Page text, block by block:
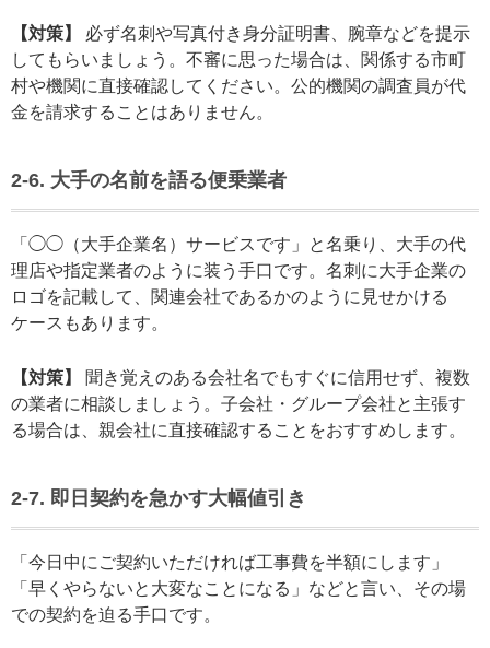
【対策】
必ず名刺や写真付き身分証明書、腕章などを提示
してもらいましょう。不審に思った場合は、関係する市町
村や機関に直接確認してください。公的機関の調査員が代
金を請求することはありません。
2-6. 大手の名前を語る便乗業者
「◯◯（大手企業名）サービスです」と名乗り、大手の代
理店や指定業者のように装う手口です。名刺に大手企業の
ロゴを記載して、関連会社であるかのように見せかける
ケースもあります。
【対策】
聞き覚えのある会社名でもすぐに信用せず、複数
の業者に相談しましょう。子会社・グループ会社と主張す
る場合は、親会社に直接確認することをおすすめします。
2-7. 即日契約を急かす大幅値引き
「今日中にご契約いただければ工事費を半額にします」
「早くやらないと大変なことになる」などと言い、その場
での契約を迫る手口です。